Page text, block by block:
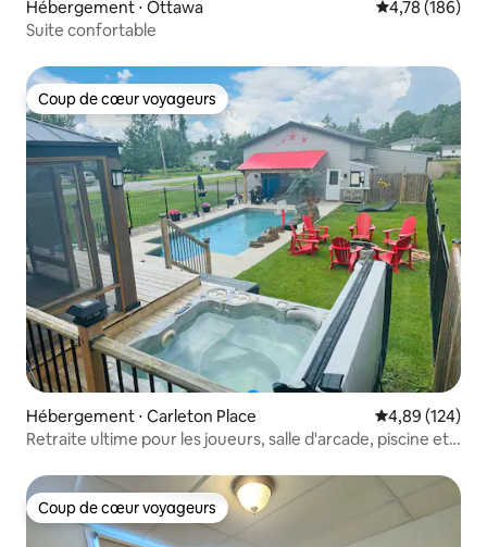
Hébergement ⋅ Ottawa Évaluation
4,78 (186)
Suite confortable
Coup de cœur voyageurs
Coup de cœur voyageurs
Hébergement ⋅ Carleton Place Évaluation
4,89 (124)
Retraite ultime pour les joueurs, salle d'arcade, piscine et
Coup de cœur voyageurs
Coup de cœur voyageurs